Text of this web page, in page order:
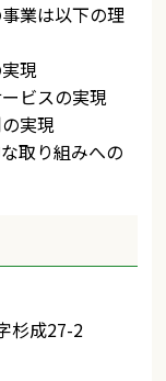
業は以下の理
現
ビスの実現
実現
取り組みへの
杉成27-2